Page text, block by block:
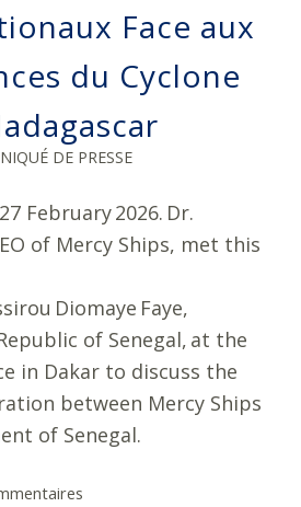
Face aux
du Cyclone
DE PRESSE
February 2026. Dr.
of Mercy Ships, met this
Diomaye Faye,
of Senegal, at the
in Dakar to discuss the
between Mercy Ships
of Senegal.